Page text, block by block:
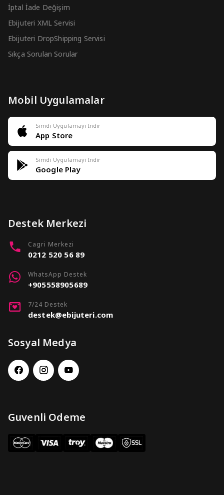
İptal İade Değişim
Ebijuteri XML Servisi
Ebijuteri DropShipping Servisi
Sıkça Sorulan Sorular
Mobil Uygulamalar
Simdi Uygulamayi Indir
App Store
Simdi Uygulamayi Indir
Google Play
Destek Merkezi
Cagri Merkezi
0212 520 56 89
WhatsApp Destek
+905558905689
7/24 Destek
destek@ebijuteri.com
Sosyal Medya
Guvenli Odeme